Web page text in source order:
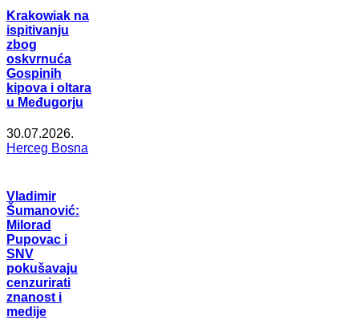
Krakowiak na
ispitivanju
zbog
oskvrnuća
Gospinih
kipova i oltara
u Međugorju
30.07.2026.
Herceg Bosna
Vladimir
Šumanović:
Milorad
Pupovac i
SNV
pokušavaju
cenzurirati
znanost i
medije